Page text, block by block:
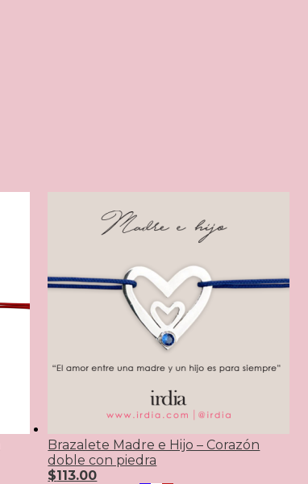
Brazalete Madre e Hijo – Corazón
doble con piedra
$113.00